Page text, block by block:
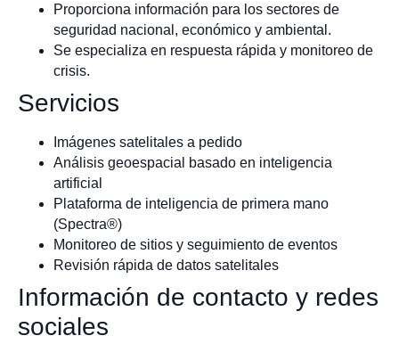
Proporciona información para los sectores de
seguridad nacional, económico y ambiental.
Se especializa en respuesta rápida y monitoreo de
crisis.
Servicios
Imágenes satelitales a pedido
Análisis geoespacial basado en inteligencia
artificial
Plataforma de inteligencia de primera mano
(Spectra®)
Monitoreo de sitios y seguimiento de eventos
Revisión rápida de datos satelitales
Información de contacto y redes
sociales